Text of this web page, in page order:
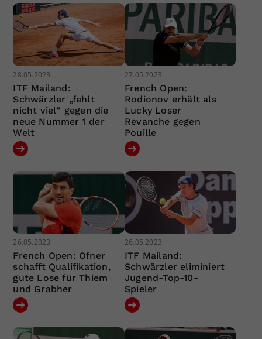
28.05.2023
ITF Mailand:
Schwärzler „fehlt
nicht viel“ gegen die
neue Nummer 1 der
Welt
27.05.2023
French Open:
Rodionov erhält als
Lucky Loser
Revanche gegen
Pouille
26.05.2023
French Open: Ofner
schafft Qualifikation,
gute Lose für Thiem
und Grabher
26.05.2023
ITF Mailand:
Schwärzler eliminiert
Jugend-Top-10-
Spieler